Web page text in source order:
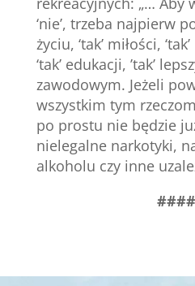
‘nie’, trzeba najpierw
życiu, ‘tak’ miłości,
‘tak’ edukacji, ’tak’
zawodowym. Jeżeli
wszystkim tym
po prostu nie będzie
nielegalne narkotyki,
alkoholu czy inne